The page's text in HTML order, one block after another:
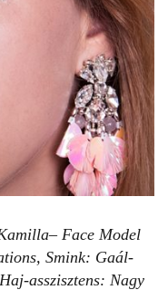
Face Model
Smink: Gaál-
Haj-asszisztens: Nagy